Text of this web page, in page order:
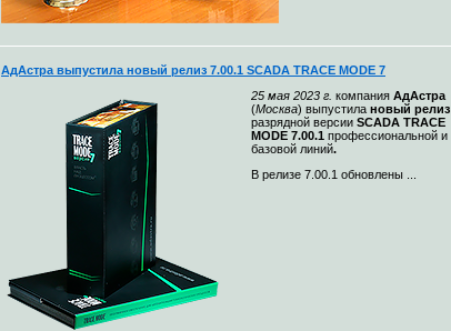
АдАстра выпустила новый релиз 7.00.1 SCADA TRACE MODE 7
25 мая 2023 г. компания АдАстра
(Москва) выпустила новый релиз
разрядной версии SCADA TRACE
MODE 7.00.1 профессиональной и
базовой линий.
В релизе 7.00.1 обновлены ...